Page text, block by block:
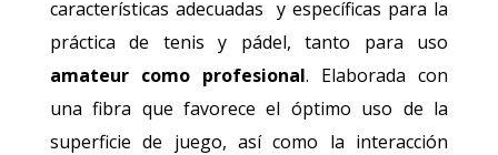
características adecuadas y específicas para la
práctica de tenis y pádel, tanto para uso
amateur como profesional. Elaborada con
una fibra que favorece el óptimo uso de la
superficie de juego, así como la interacción